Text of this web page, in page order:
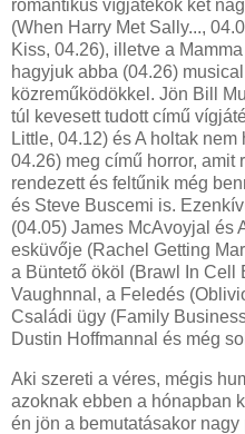
romantikus vígjátékok két
(When Harry Met Sally...,
Kiss, 04.26), illetve a
hagyjuk abba (04.26)
közreműködökkel. Jön Bill
túl kevesett tudott című
Little, 04.12) és A holtak
04.26) meg című horror, amit
rendezett és feltűnik még
és Steve Buscemi is.
(04.05) James McAvoyjal és
esküvője (Rachel Getting
a Büntető ököl (Brawl In Cell
Vaughnnal, a Feledés
Családi ügy (Family
Dustin Hoffmannal és még
Aki szereti a véres, mégis
azoknak ebben a hónapban
én jön a bemutatásakor